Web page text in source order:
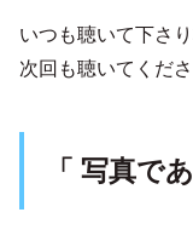
いつも聴いて下さ
次回も聴いてくだ
「 写真で